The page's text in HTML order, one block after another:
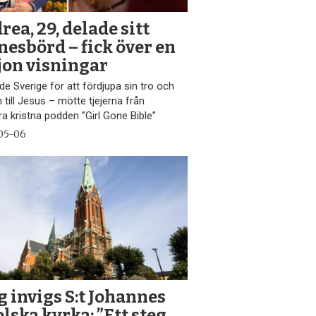
29, delade sitt
– fick över en
visningar
Sverige för att fördjupa sin tro och
till Jesus – mötte tjejerna från
kristna podden ”Girl Gone Bible”
06
invigs S:t Johannes